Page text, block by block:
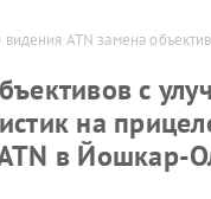
ATN замена
с
на
в Йошкар-